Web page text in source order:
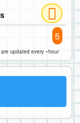
5
updated every ~hour